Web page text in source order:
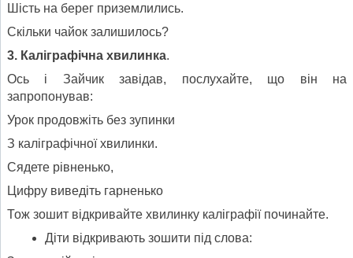
Шість на берег приземлились.
Скільки чайок залишилось?
3. Каліграфічна хвилинка.
Ось і Зайчик завідав, послухайте, що він на
запропонував:
Урок продовжіть без зупинки
З каліграфічної хвилинки.
Сядете рівненько,
Цифру виведіть гарненько
Тож зошит відкривайте хвилинку каліграфії починайте.
Діти відкривають зошити під слова: